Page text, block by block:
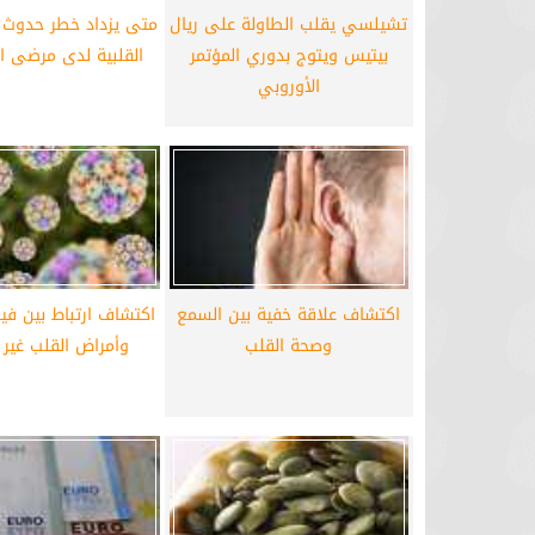
تشيلسي يقلب الطاولة على ريال
بيتيس ويتوج بدوري المؤتمر
الأوروبي
متى يزداد خطر حدوث
القلبية لدى مرضى
اكتشاف علاقة خفية بين السمع
وصحة القلب
اكتشاف ارتباط بين
وأمراض القلب غير
برشلونة يستعيد سلاحا مهما بعد صدمة
كأس العالم
موعد سفر بعثة
بكأس